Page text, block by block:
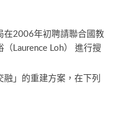
在2006年初聘請聯合國教
Laurence Loh） 進行搜
」的重建方案，在下列